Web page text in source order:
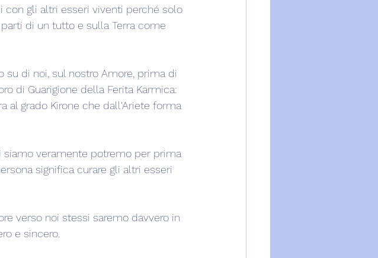
con gli altri esseri viventi perché solo
di un tutto e sulla Terra come
su di noi, sul nostro Amore, prima di
di Guarigione della Ferita Karmica:
al grado Kirone che dall'Ariete forma
siamo veramente potremo per prima
significa curare gli altri esseri
verso noi stessi saremo davvero in
e sincero.